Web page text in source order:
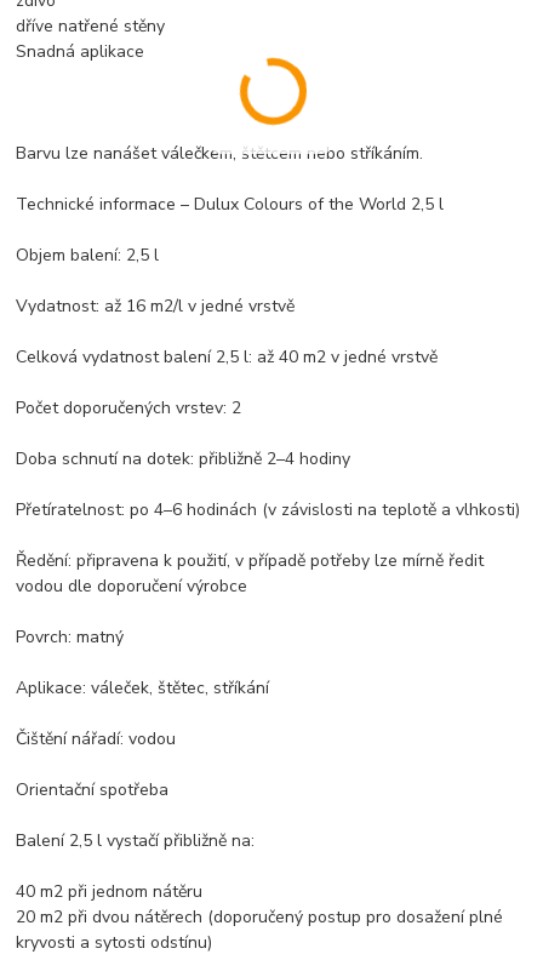
dříve natřené stěny
Snadná aplikace
Barvu lze nanášet válečkem, štětcem nebo stříkáním.
Technické informace – Dulux Colours of the World 2,5 l
Objem balení: 2,5 l
Vydatnost: až 16 m2/l v jedné vrstvě
Celková vydatnost balení 2,5 l: až 40 m2 v jedné vrstvě
Počet doporučených vrstev: 2
Doba schnutí na dotek: přibližně 2–4 hodiny
Přetíratelnost: po 4–6 hodinách (v závislosti na teplotě a vlhkosti)
Ředění: připravena k použití, v případě potřeby lze mírně ředit
vodou dle doporučení výrobce
Povrch: matný
Aplikace: váleček, štětec, stříkání
Čištění nářadí: vodou
Orientační spotřeba
Balení 2,5 l vystačí přibližně na:
40 m2 při jednom nátěru
20 m2 při dvou nátěrech (doporučený postup pro dosažení plné
kryvosti a sytosti odstínu)